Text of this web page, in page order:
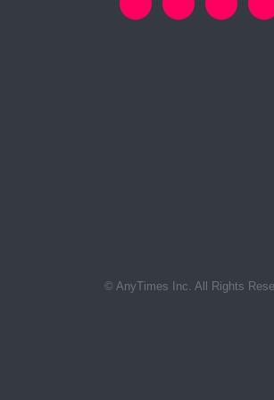
© AnyTimes Inc. All Rights